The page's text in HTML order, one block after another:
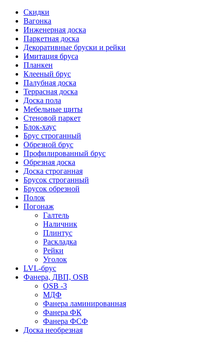
Скидки
Вагонка
Инженерная доска
Паркетная доска
Декоративные бруски и рейки
Имитация бруса
Планкен
Клееный брус
Палубная доска
Террасная доска
Доска пола
Мебельные щиты
Стеновой паркет
Блок-хаус
Брус строганный
Обрезной брус
Профилированный брус
Обрезная доска
Доска строганная
Брусок строганный
Брусок обрезной
Полок
Погонаж
Галтель
Наличник
Плинтус
Раскладка
Рейки
Уголок
LVL-брус
Фанера, ДВП, OSB
OSB -3
МДФ
Фанера ламинированная
Фанера ФК
Фанера ФСФ
Доска необрезная